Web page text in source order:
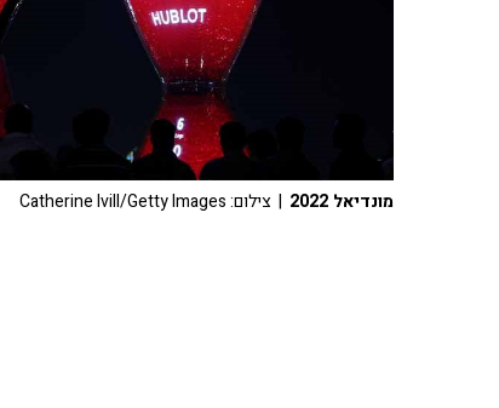
מונדיאל 2022 | צילום: Catherine Ivill/Getty Images